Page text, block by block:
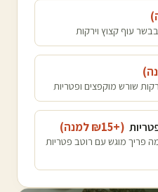
)
עוף קצוץ וירקות
)
שורש מוקפצים ופטריות
(+₪
15 למנה)
פריך מוגש עם רוטב פטריות